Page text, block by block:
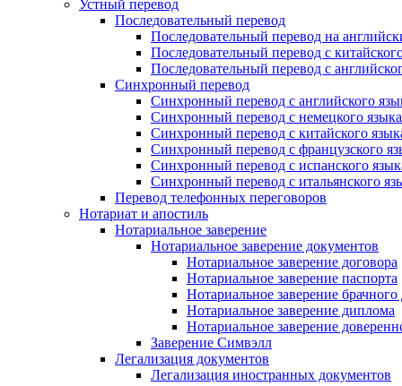
Устный перевод
Последовательный перевод
Последовательный перевод на
Последовательный перевод с
Последовательный перевод с
Синхронный перевод
Синхронный перевод с английского
Синхронный перевод с немецкого языка
Синхронный перевод с китайского
Синхронный перевод с французского
Синхронный перевод с испанского
Синхронный перевод с итальянского
Перевод телефонных переговоров
Нотариат и апостиль
Нотариальное заверение
Нотариальное заверение документов
Нотариальное заверение договора
Нотариальное заверение паспорта
Нотариальное заверение брачного
Нотариальное заверение диплома
Нотариальное заверение
Заверение Симвэлл
Легализация документов
Легализация иностранных документов